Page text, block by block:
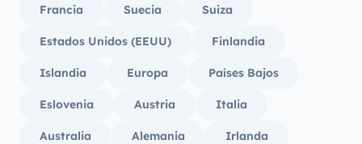
Francia Suecia Suiza
Estados Unidos (EEUU) Finlandia
Islandia Europa Países Bajos
Eslovenia Austria Italia
Australia Alemania Irlanda